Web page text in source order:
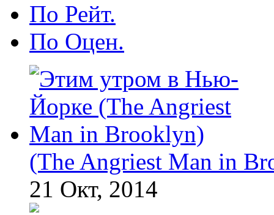
По Рейт.
По Оцен.
(The Angriest Man in
21 Окт, 2014